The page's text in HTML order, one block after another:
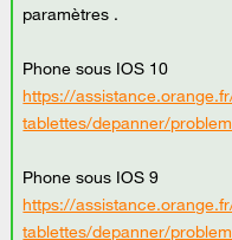
paramètres .
Phone sous IOS 10
https://
tablettes/depanner/
Phone sous IOS 9
https://
tablettes/depanner/